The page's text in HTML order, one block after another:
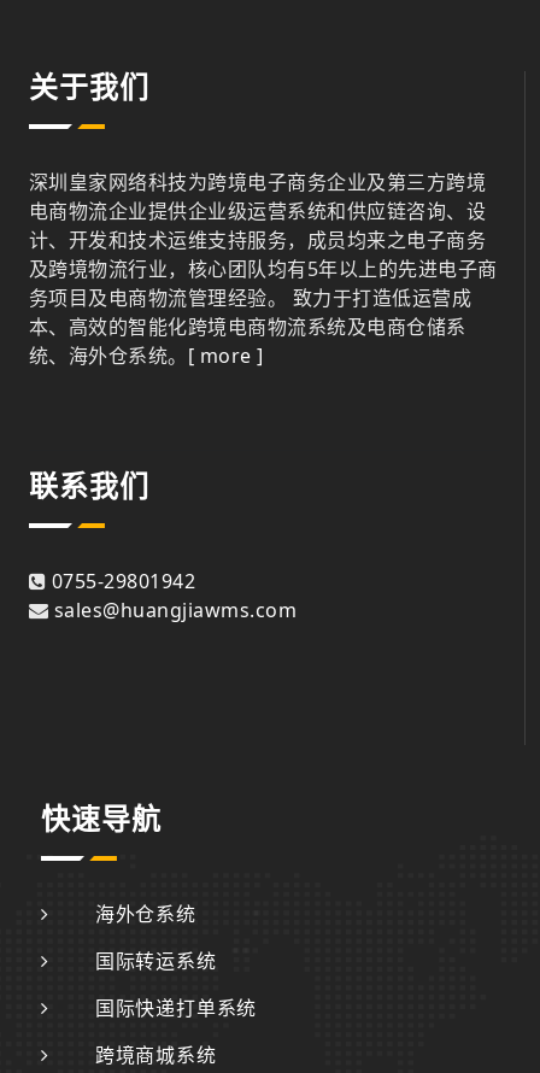
关于我们
深圳皇家网络科技为跨境电子商务企业及第三方跨境
电商物流企业提供企业级运营系统和供应链咨询、设
计、开发和技术运维支持服务，成员均来之电子商务
及跨境物流行业，核心团队均有5年以上的先进电子商
务项目及电商物流管理经验。 致力于打造低运营成
本、高效的智能化跨境电商物流系统及电商仓储系
统、海外仓系统。 [ more ]
联系我们
0755-29801942
sales@huangjiawms.com
快速导航
海外仓系统
国际转运系统
国际快递打单系统
跨境商城系统